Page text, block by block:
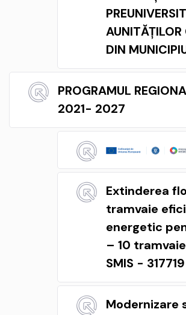
AUNITĂȚILOR
DIN
PROGRAMUL
2021- 2027
Extinderea
tramvaie
energetic
– 10
SMIS - 317719
Modernizare